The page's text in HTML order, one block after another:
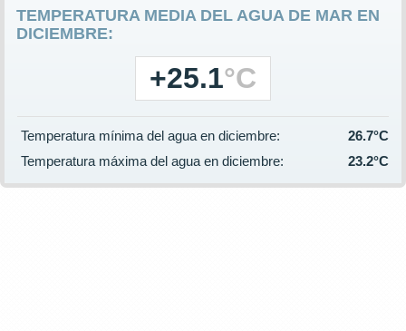
TEMPERATURA MEDIA DEL AGUA DE MAR EN
DICIEMBRE:
+25.1°C
Temperatura mínima del agua en diciembre:
26.7°C
Temperatura máxima del agua en diciembre:
23.2°C